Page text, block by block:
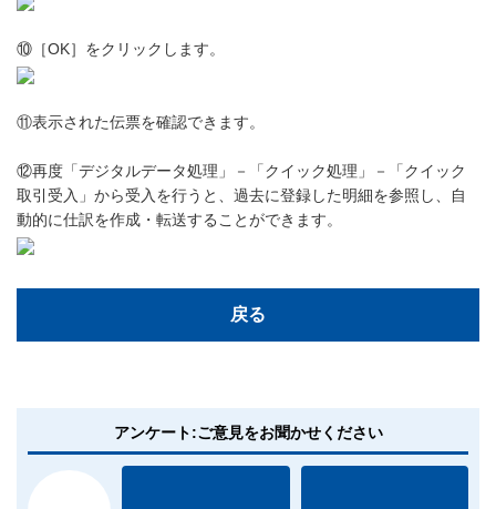
⑩［OK］をクリックします。
⑪表示された伝票を確認できます。
⑫再度「デジタルデータ処理」－「クイック処理」－「クイック
取引受入」から受入を行うと、過去に登録した明細を参照し、自
動的に仕訳を作成・転送することができます。
戻る
アンケート:ご意見をお聞かせください